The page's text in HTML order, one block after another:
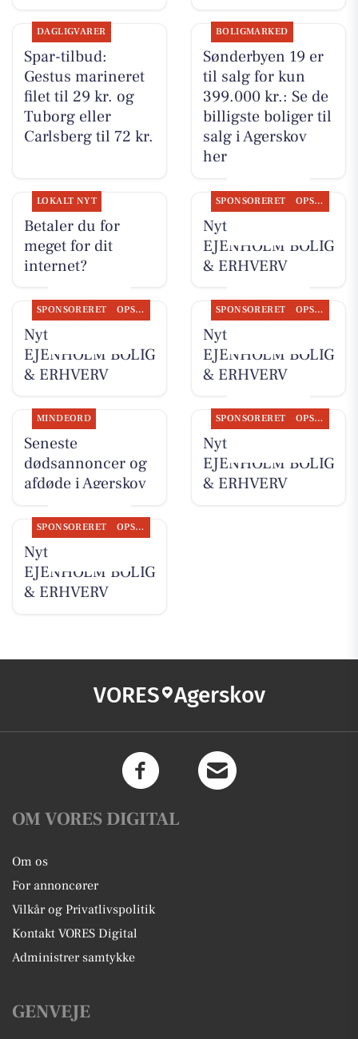
DAGLIGVARER
Spar-tilbud:
Gestus marineret
filet til 29 kr. og
Tuborg eller
Carlsberg til 72 kr.
BOLIGMARKED
Sønderbyen 19 er
til salg for kun
399.000 kr.: Se de
billigste boliger til
salg i Agerskov
her
LOKALT NYT
Betaler du for
meget for dit
internet?
SPONSORERET OPSLAGSTAVLEN
Nyt fra
EJENHOLM BOLIG
& ERHVERV
SPONSORERET OPSLAGSTAVLEN
Nyt fra
EJENHOLM BOLIG
& ERHVERV
SPONSORERET OPSLAGSTAVLEN
Nyt fra
EJENHOLM BOLIG
& ERHVERV
MINDEORD
Seneste
dødsannoncer og
afdøde i Agerskov
SPONSORERET OPSLAGSTAVLEN
Nyt fra
EJENHOLM BOLIG
& ERHVERV
SPONSORERET OPSLAGSTAVLEN
Nyt fra
EJENHOLM BOLIG
& ERHVERV
VORES Agerskov
OM VORES DIGITAL
Om os
For annoncører
Vilkår og Privatlivspolitik
Kontakt VORES Digital
Administrer samtykke
GENVEJE